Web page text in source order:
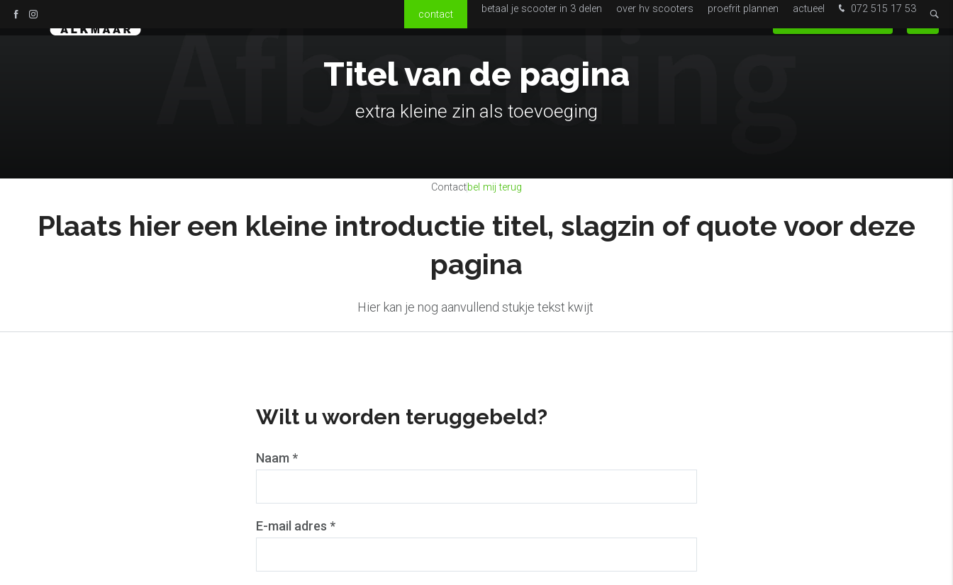
072 515 17 53
contact betaal je scooter in 3 delen over hv scooters proefrit plannen actueel
Occasions Webshop 0
Titel van de pagina
extra kleine zin als toevoeging
Contactbel mij terug
Plaats hier een kleine introductie titel, slagzin of quote voor deze
pagina
Hier kan je nog aanvullend stukje tekst kwijt
Wilt u worden teruggebeld?
Naam *
E-mail adres *